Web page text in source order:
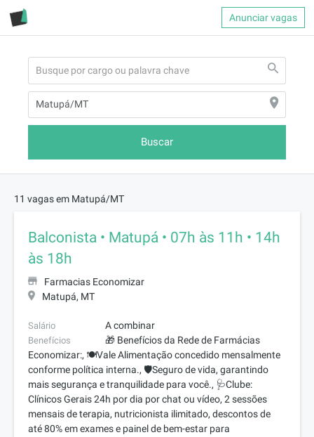
Anunciar vagas
Buscar
11 vagas em Matupá/MT
Balconista • Matupá • 07h às 11h • 14h
às 18h
Farmacias Economizar
Matupá, MT
Salário A combinar
Benefícios
🎁 Benefícios da Rede de Farmácias
Economizar:, 🍽️Vale Alimentação concedido mensalmente
conforme política interna., 🛡️Seguro de vida, garantindo
mais segurança e tranquilidade para você., 🩺Clube:
Clínicos Gerais 24h por dia por chat ou vídeo, 2 sessões
mensais de terapia, nutricionista ilimitado, descontos de
até 80% em exames e painel de bem-estar para